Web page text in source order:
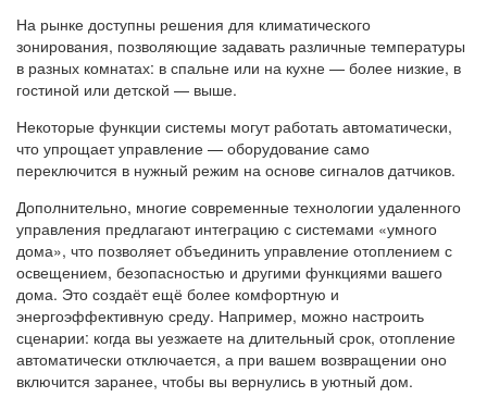
На рынке доступны решения для климатического
зонирования, позволяющие задавать различные температуры
в разных комнатах: в спальне или на кухне — более низкие, в
гостиной или детской — выше.
Некоторые функции системы могут работать автоматически,
что упрощает управление — оборудование само
переключится в нужный режим на основе сигналов датчиков.
Дополнительно, многие современные технологии удаленного
управления предлагают интеграцию с системами «умного
дома», что позволяет объединить управление отоплением с
освещением, безопасностью и другими функциями вашего
дома. Это создаёт ещё более комфортную и
энергоэффективную среду. Например, можно настроить
сценарии: когда вы уезжаете на длительный срок, отопление
автоматически отключается, а при вашем возвращении оно
включится заранее, чтобы вы вернулись в уютный дом.